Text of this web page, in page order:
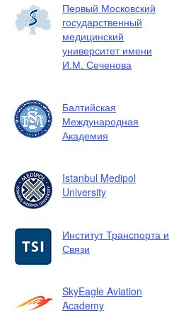
Первый Московский
государственный
медицинский
университет имени
И.М. Сеченова
Балтийская
Международная
Академия
Istanbul Medipol
University
Институт Транспорта и
Связи
SkyEagle Aviation
Academy